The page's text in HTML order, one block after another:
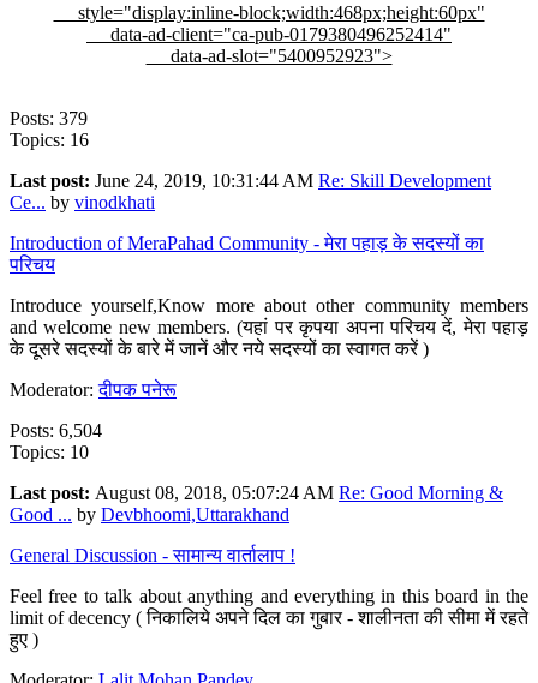
style="display:inline-block;width:468px;height:60px"
data-ad-client="ca-pub-0179380496252414"
data-ad-slot="5400952923">
Posts: 379
Topics: 16
Last post: June 24, 2019, 10:31:44 AM Re: Skill Development
Ce... by vinodkhati
Introduction of MeraPahad Community - मेरा पहाड़ के सदस्यों का
परिचय
Introduce yourself,Know more about other community members
and welcome new members. (यहां पर कृपया अपना परिचय दें, मेरा पहाड़
के दूसरे सदस्यों के बारे में जानें और नये सदस्यों का स्वागत करें )
Moderator:दीपक पनेरू
Posts: 6,504
Topics: 10
Last post: August 08, 2018, 05:07:24 AM Re: Good Morning &
Good ... by Devbhoomi,Uttarakhand
General Discussion - सामान्य वार्तालाप !
Feel free to talk about anything and everything in this board in the
limit of decency ( निकालिये अपने दिल का गुबार - शालीनता की सीमा में रहते
हुए )